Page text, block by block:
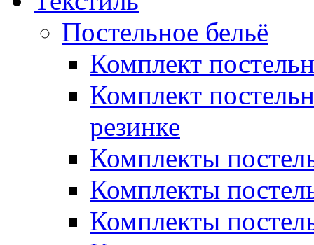
Постельное бельё
Комплект
Комплект
резинке
Комплекты
Комплекты
Комплекты